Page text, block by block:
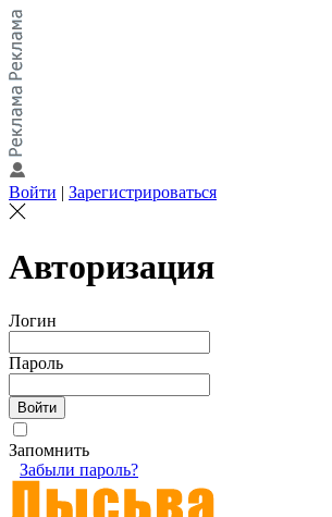
Войти | Зарегистрироваться
Авторизация
Логин
Пароль
Запомнить
Забыли пароль?